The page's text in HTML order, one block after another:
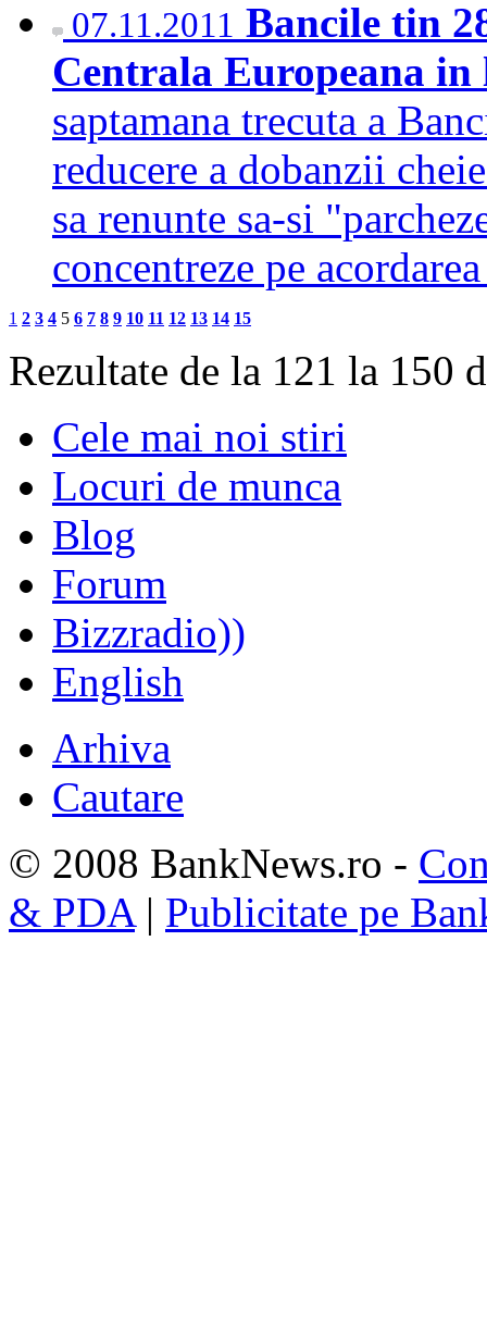
07.11.2011 Bancile tin
Centrala Europeana in
saptamana trecuta a
reducere a dobanzii
sa renunte sa-si
concentreze pe
1 2 3 4 5 6 7 8 9 10 11 12 13 14 15
Rezultate de la 121 la 150
Cele mai noi stiri
Locuri de munca
Blog
Forum
Bizzradio))
English
Arhiva
Cautare
© 2008 BankNews.ro -
& PDA| Publicitate pe